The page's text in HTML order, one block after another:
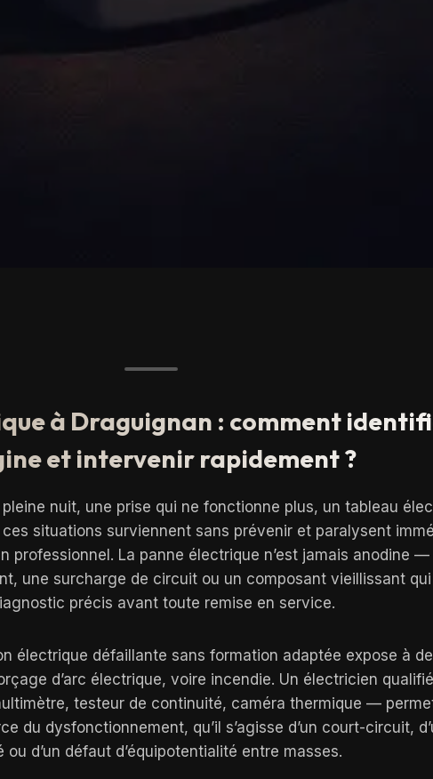
à Draguignan : comment
et intervenir rapidement ?
nuit, une prise qui ne fonctionne plus, un tableau
situations surviennent sans prévenir et paralysent
professionnel. La panne électrique n’est jamais anodine
une surcharge de circuit ou un composant vieillissant
précis avant toute remise en service.
électrique défaillante sans formation adaptée expose à
d’arc électrique, voire incendie. Un électricien
testeur de continuité, caméra thermique —
du dysfonctionnement, qu’il s’agisse d’un court-circuit,
ou d’un défaut d’équipotentialité entre masses.